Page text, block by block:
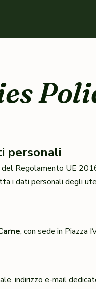
personali
Regolamento UE
i dati personali degli
, con sede in Piazza
indirizzo e-mail